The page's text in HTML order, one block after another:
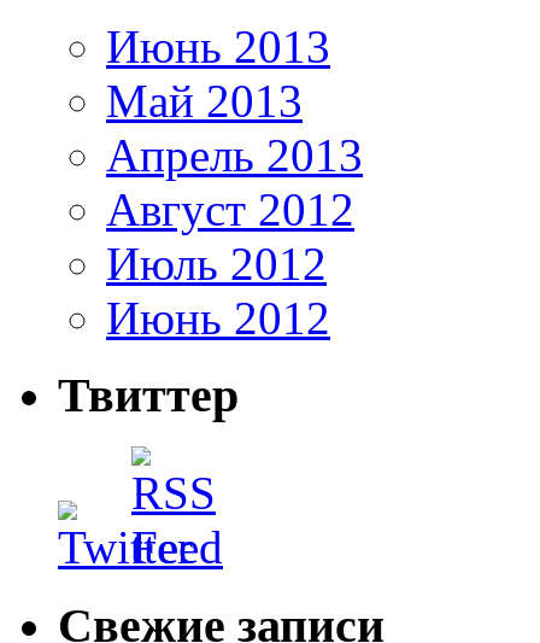
Июнь 2013
Май 2013
Апрель 2013
Август 2012
Июль 2012
Июнь 2012
Твиттер
Свежие записи